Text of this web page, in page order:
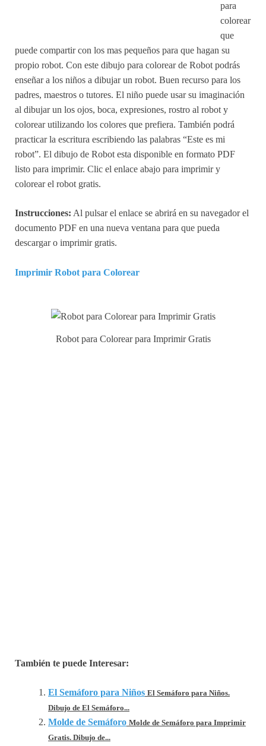
para
colorear
que
puede compartir con los mas pequeños para que hagan su
propio robot. Con este dibujo para colorear de Robot podrás
enseñar a los niños a dibujar un robot. Buen recurso para los
padres, maestros o tutores. El niño puede usar su imaginación
al dibujar un los ojos, boca, expresiones, rostro al robot y
colorear utilizando los colores que prefiera. También podrá
practicar la escritura escribiendo las palabras “Este es mi
robot”. El dibujo de Robot esta disponible en formato PDF
listo para imprimir. Clic el enlace abajo para imprimir y
colorear el robot gratis.
Instrucciones: Al pulsar el enlace se abrirá en su navegador el
documento PDF en una nueva ventana para que pueda
descargar o imprimir gratis.
Imprimir Robot para Colorear
Robot para Colorear para Imprimir Gratis
También te puede Interesar:
El Semáforo para Niños El Semáforo para Niños.
Dibujo de El Semáforo...
Molde de Semáforo Molde de Semáforo para Imprimir
Gratis. Dibujo de...